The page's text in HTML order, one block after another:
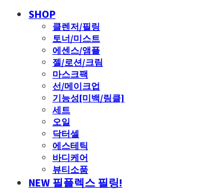
SHOP
클렌저/필링
토너/미스트
에센스/앰플
젤/로션/크림
마스크팩
선/메이크업
기능성[미백/링클]
세트
오일
닥터셀
에스테틱
바디케어
뷰티소품
NEW 필플렉스 필링!